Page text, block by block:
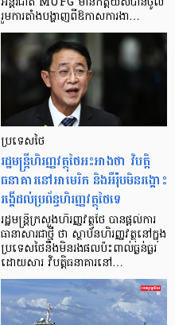
រួមការតាំងបង្ហាញពីឱកាសការងា…
ប្រទេសថៃ
រដ្ឋមន្ត្រីហិរញ្ញវត្ថុថៃអះអាងថា វិបត្តិ
ធនាគារនៅអាមេរិក និងអឺរ៉ុបមិនរង្គោះ
រង្គើដល់ប្រព័ន្ធហិរញ្ញវត្ថុថៃទេ
រដ្ឋមន្ត្រីក្រសួងហិរញ្ញវត្ថុថៃ បានផ្តល់ការ
ធានាសារជាថ្មី ថា ស្ថាប័នហិរញ្ញវត្ថុនៅក្នុង
ប្រទេសថៃនឹងមិនរងផលប៉ះពាល់ធ្ងន់ធ្ងរ
ដោយសារ វិបត្តិធនាគារនៅ…